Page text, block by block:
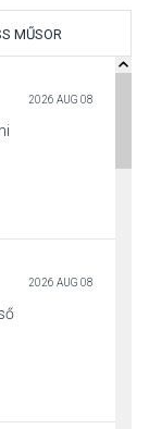
MŰSOR
2026 AUG 08
2026 AUG 08